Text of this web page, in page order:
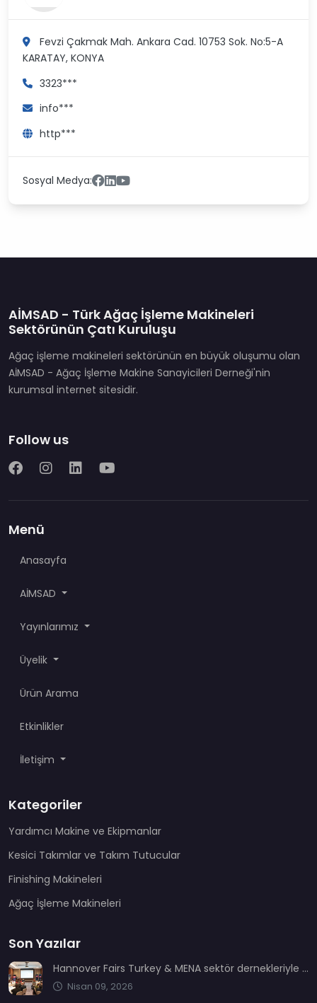
Fevzi Çakmak Mah. Ankara Cad. 10753 Sok. No:5-A
KARATAY, KONYA
3323***
info***
http***
Sosyal Medya:
AİMSAD - Türk Ağaç İşleme Makineleri
Sektörünün Çatı Kuruluşu
Ağaç işleme makineleri sektörünün en büyük oluşumu olan
AİMSAD - Ağaç İşleme Makine Sanayicileri Derneği'nin
kurumsal internet sitesidir.
Follow us
Menü
Anasayfa
AİMSAD
Yayınlarımız
Üyelik
Ürün Arama
Etkinlikler
İletişim
Kategoriler
Yardımcı Makine ve Ekipmanlar
Kesici Takımlar ve Takım Tutucular
Finishing Makineleri
Ağaç İşleme Makineleri
Son Yazılar
Hannover Fairs Turkey & MENA sektör dernekleriyle bir araya geldi
Nisan 09, 2026